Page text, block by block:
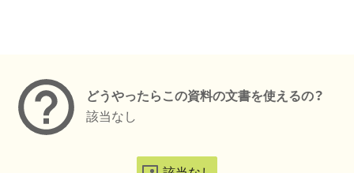
どうやったらこの資料の文書を使えるの？
該当なし